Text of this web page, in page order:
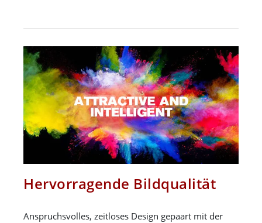
Hervorragende Bildqualität
Anspruchsvolles, zeitloses Design gepaart mit der